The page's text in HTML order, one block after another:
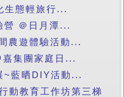
生態輕旅行...
營 ＠日月潭...
農遊體驗活動...
集團家庭日...
~藍晒DIY活動...
動教育工作坊第三梯